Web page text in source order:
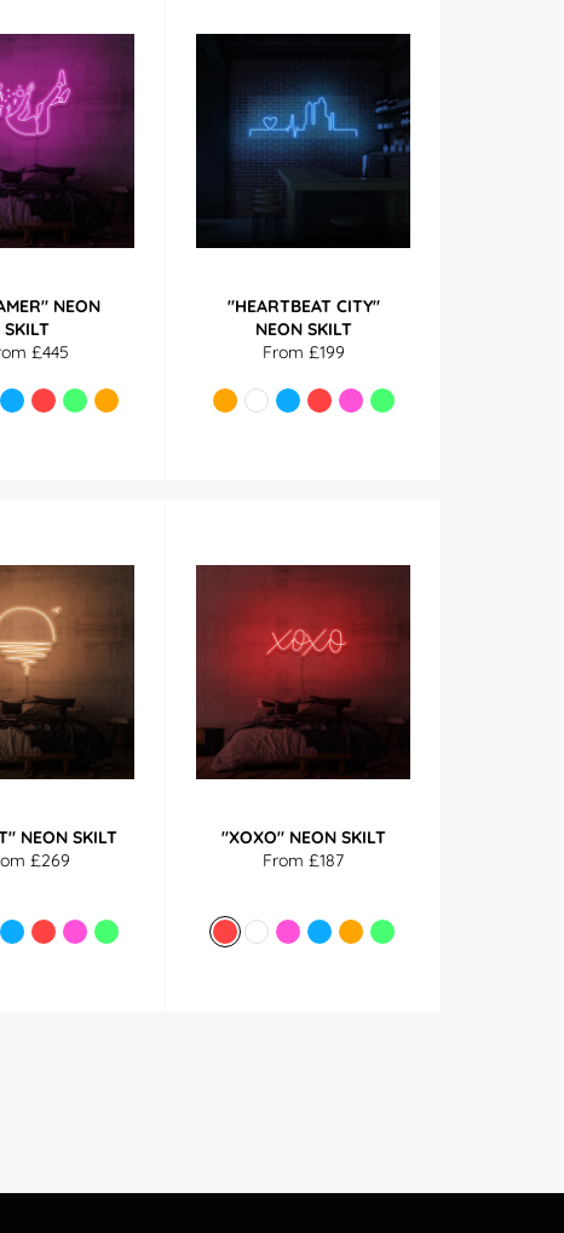
NEON
SKILT
£445
"HEARTBEAT CITY"
NEON SKILT
From £199
NEON SKILT
£269
"XOXO" NEON SKILT
From £187